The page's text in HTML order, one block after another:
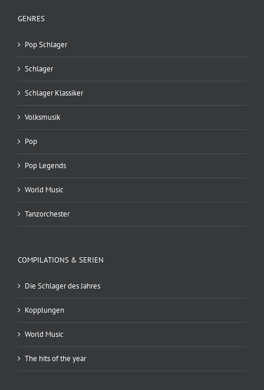
GENRES
Pop Schlager
Schlager
Schlager Klassiker
Volksmusik
Pop
Pop Legends
World Music
Tanzorchester
COMPILATIONS & SERIEN
Die Schlager des Jahres
Kopplungen
World Music
The hits of the year